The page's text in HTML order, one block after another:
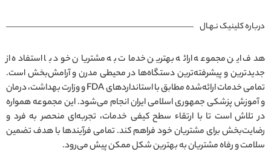
درباره کلینیک نـهـال
هدف این مجموعه ارائه بهترین خدمات به مشتریان خود با استفاده از
جدیدترین و پیشرفته‌ترین دستگاه‌ها در محیطی مدرن و آرامش‌بخش است.
تمامی خدمات ارائه‌شده مطابق با استانداردهای FDA و وزارت بهداشت، درمان
و آموزش پزشکی جمهوری اسلامی ایران انجام می‌شود. این مجموعه همواره
در تلاش است تا با ارتقاء سطح کیفی خدمات، تجربه‌ای منحصر به فرد و
رضایت‌بخش برای مشتریان خود فراهم کند. تمامی فرآیندها با هدف تضمین
سلامت و رفاه مشتریان به بهترین شکل ممکن پیش می‌رود.